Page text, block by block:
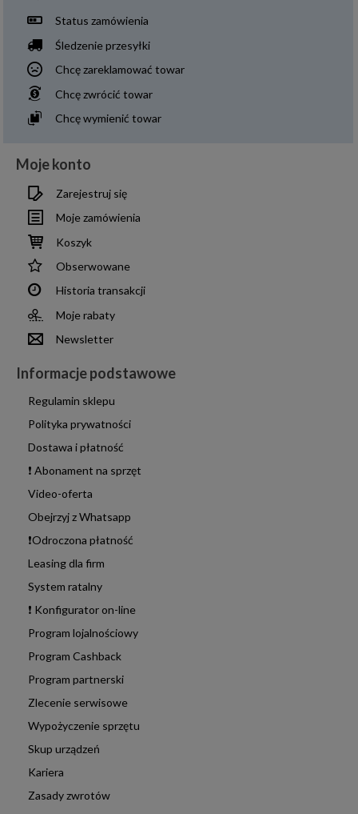
Status zamówienia
Śledzenie przesyłki
Chcę zareklamować towar
Chcę zwrócić towar
Chcę wymienić towar
Moje konto
Zarejestruj się
Moje zamówienia
Koszyk
Obserwowane
Historia transakcji
Moje rabaty
Newsletter
Informacje podstawowe
Regulamin sklepu
Polityka prywatności
Dostawa i płatność
❗ Abonament na sprzęt
Video-oferta
Obejrzyj z Whatsapp
❗Odroczona płatność
Leasing dla firm
System ratalny
❗ Konfigurator on-line
Program lojalnościowy
Program Cashback
Program partnerski
Zlecenie serwisowe
Wypożyczenie sprzętu
Skup urządzeń
Kariera
Zasady zwrotów